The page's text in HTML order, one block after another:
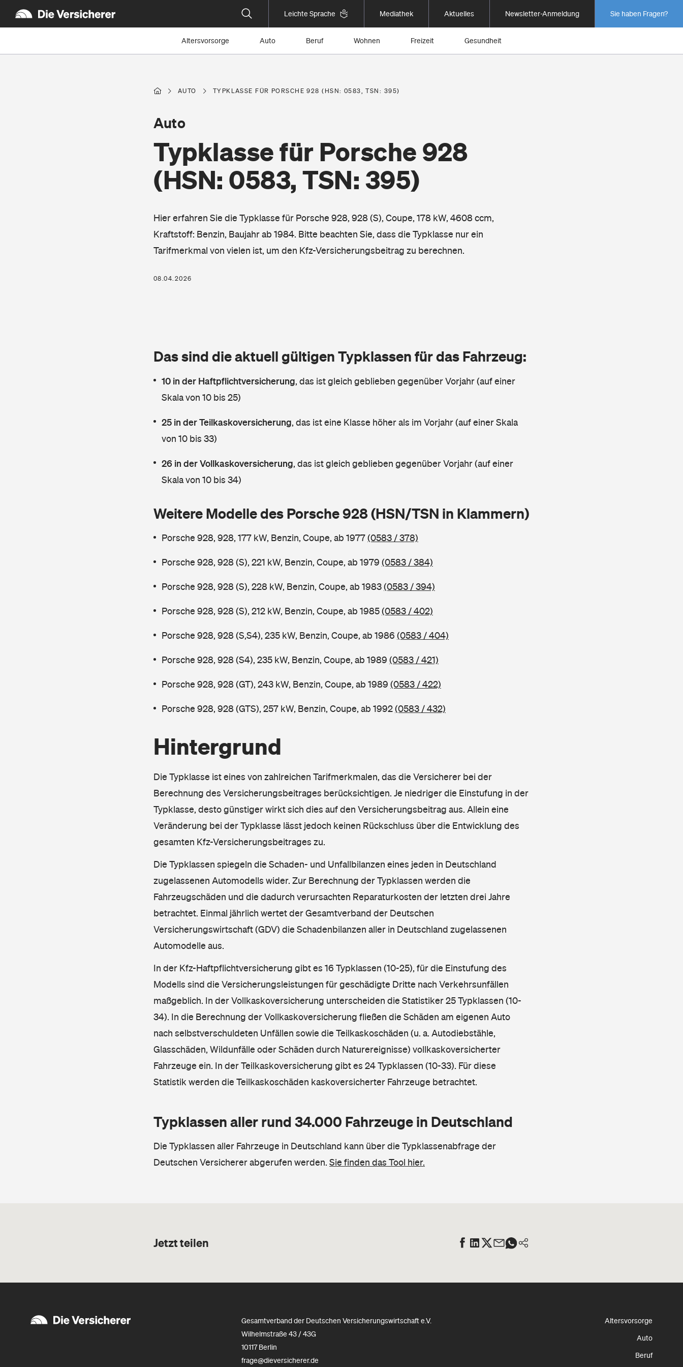
Leichte Sprache Mediathek Aktuelles Newsletter-Anmeldung Sie haben Fragen?
Altersvorsorge Auto Beruf Wohnen Freizeit Gesundheit
AUTO TYPKLASSE FÜR PORSCHE 928 (HSN: 0583, TSN: 395)
Typklasse für Porsche 928
(HSN: 0583, TSN: 395)
Auto
Hier erfahren Sie die Typklasse für Porsche 928, 928 (S), Coupe, 178 kW, 4608 ccm,
Kraftstoff: Benzin, Baujahr ab 1984. Bitte beachten Sie, dass die Typklasse nur ein
Tarifmerkmal von vielen ist, um den Kfz-Versicherungsbeitrag zu berechnen.
08.04.2026
Das sind die aktuell gültigen Typklassen für das Fahrzeug:
10 in der Haftpflichtversicherung, das ist gleich geblieben gegenüber Vorjahr (auf einer
Skala von 10 bis 25)
25 in der Teilkaskoversicherung, das ist eine Klasse höher als im Vorjahr (auf einer Skala
von 10 bis 33)
26 in der Vollkaskoversicherung, das ist gleich geblieben gegenüber Vorjahr (auf einer
Skala von 10 bis 34)
Weitere Modelle des Porsche 928 (HSN/TSN in Klammern)
Porsche 928, 928, 177 kW, Benzin, Coupe, ab 1977(0583 / 378)
Porsche 928, 928 (S), 221 kW, Benzin, Coupe, ab 1979 (0583 / 384)
Porsche 928, 928 (S), 228 kW, Benzin, Coupe, ab 1983(0583 / 394)
Porsche 928, 928 (S), 212 kW, Benzin, Coupe, ab 1985(0583 / 402)
Porsche 928, 928 (S,S4), 235 kW, Benzin, Coupe, ab 1986 (0583 / 404)
Porsche 928, 928 (S4), 235 kW, Benzin, Coupe, ab 1989 (0583 / 421)
Porsche 928, 928 (GT), 243 kW, Benzin, Coupe, ab 1989 (0583 / 422)
Porsche 928, 928 (GTS), 257 kW, Benzin, Coupe, ab 1992(0583 / 432)
Hintergrund
Die Typklasse ist eines von zahlreichen Tarifmerkmalen, das die Versicherer bei der
Berechnung des Versicherungsbeitrages berücksichtigen. Je niedriger die Einstufung in der
Typklasse, desto günstiger wirkt sich dies auf den Versicherungsbeitrag aus. Allein eine
Veränderung bei der Typklasse lässt jedoch keinen Rückschluss über die Entwicklung des
gesamten Kfz-Versicherungsbeitrages zu.
Die Typklassen spiegeln die Schaden- und Unfallbilanzen eines jeden in Deutschland
zugelassenen Automodells wider. Zur Berechnung der Typklassen werden die
Fahrzeugschäden und die dadurch verursachten Reparaturkosten der letzten drei Jahre
betrachtet. Einmal jährlich wertet der Gesamtverband der Deutschen
Versicherungswirtschaft (GDV) die Schadenbilanzen aller in Deutschland zugelassenen
Automodelle aus.
In der Kfz-Haftpflichtversicherung gibt es 16 Typklassen (10-25), für die Einstufung des
Modells sind die Versicherungsleistungen für geschädigte Dritte nach Verkehrsunfällen
maßgeblich. In der Vollkaskoversicherung unterscheiden die Statistiker 25 Typklassen (10-
34). In die Berechnung der Vollkaskoversicherung fließen die Schäden am eigenen Auto
nach selbstverschuldeten Unfällen sowie die Teilkaskoschäden (u. a. Autodiebstähle,
Glasschäden, Wildunfälle oder Schäden durch Naturereignisse) vollkaskoversicherter
Fahrzeuge ein. In der Teilkaskoversicherung gibt es 24 Typklassen (10-33). Für diese
Statistik werden die Teilkaskoschäden kaskoversicherter Fahrzeuge betrachtet.
Typklassen aller rund 34.000 Fahrzeuge in Deutschland
Die Typklassen aller Fahrzeuge in Deutschland kann über die Typklassenabfrage der
Deutschen Versicherer abgerufen werden. Sie finden das Tool hier.
Jetzt teilen
Gesamtverband der Deutschen Versicherungswirtschaft e.V.
Wilhelmstraße 43 / 43G
10117 Berlin
frage@dieversicherer.de
Altersvorsorge
Auto
Beruf